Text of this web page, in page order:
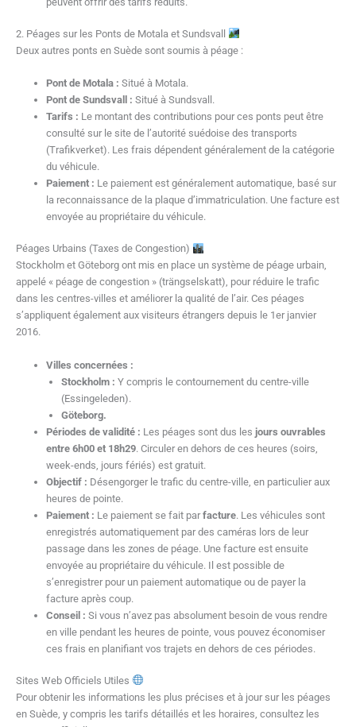
2. Péages sur les Ponts de Motala et Sundsvall
Deux autres ponts en Suède sont soumis à péage :
Pont de Motala : Situé à Motala.
Pont de Sundsvall : Situé à Sundsvall.
Tarifs : Le montant des contributions pour ces ponts peut être
consulté sur le site de l’autorité suédoise des transports
(Trafikverket). Les frais dépendent généralement de la catégorie
du véhicule.
Paiement : Le paiement est généralement automatique, basé sur
la reconnaissance de la plaque d’immatriculation. Une facture est
envoyée au propriétaire du véhicule.
Péages Urbains (Taxes de Congestion)
Stockholm et Göteborg ont mis en place un système de péage urbain,
appelé « péage de congestion » (trängselskatt), pour réduire le trafic
dans les centres-villes et améliorer la qualité de l’air. Ces péages
s’appliquent également aux visiteurs étrangers depuis le 1er janvier
2016.
Villes concernées :
Stockholm : Y compris le contournement du centre-ville
(Essingeleden).
Göteborg.
Périodes de validité : Les péages sont dus lesjours ouvrables
entre 6h00 et 18h29. Circuler en dehors de ces heures (soirs,
week-ends, jours fériés) est gratuit.
Objectif : Désengorger le trafic du centre-ville, en particulier aux
heures de pointe.
Paiement : Le paiement se fait parfacture. Les véhicules sont
enregistrés automatiquement par des caméras lors de leur
passage dans les zones de péage. Une facture est ensuite
envoyée au propriétaire du véhicule. Il est possible de
s’enregistrer pour un paiement automatique ou de payer la
facture après coup.
Conseil : Si vous n’avez pas absolument besoin de vous rendre
en ville pendant les heures de pointe, vous pouvez économiser
ces frais en planifiant vos trajets en dehors de ces périodes.
Sites Web Officiels Utiles
Pour obtenir les informations les plus précises et à jour sur les péages
en Suède, y compris les tarifs détaillés et les horaires, consultez les